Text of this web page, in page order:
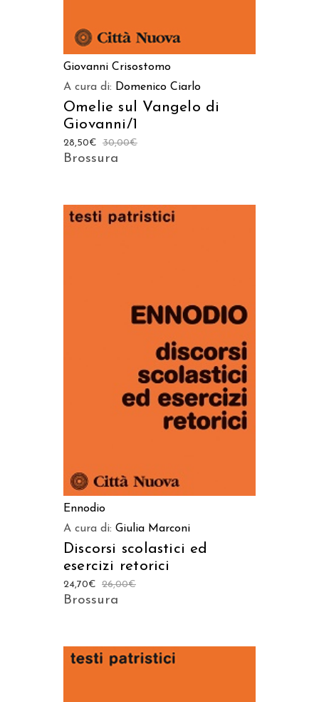
Giovanni Crisostomo
A cura di: Domenico Ciarlo
Omelie sul Vangelo di
Giovanni/1
30,00€
28,50€
Brossura
AGGIUNGI AL CARRELLO
Ennodio
A cura di: Giulia Marconi
Discorsi scolastici ed
esercizi retorici
26,00€
24,70€
Brossura